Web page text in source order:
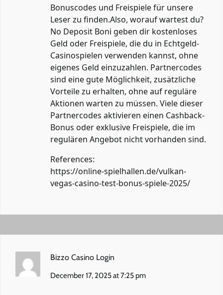
Bonuscodes und Freispiele für unsere
Leser zu finden.Also, worauf wartest du?
No Deposit Boni geben dir kostenloses
Geld oder Freispiele, die du in Echtgeld-
Casinospielen verwenden kannst, ohne
eigenes Geld einzuzahlen. Partnercodes
sind eine gute Möglichkeit, zusätzliche
Vorteile zu erhalten, ohne auf reguläre
Aktionen warten zu müssen. Viele dieser
Partnercodes aktivieren einen Cashback-
Bonus oder exklusive Freispiele, die im
regulären Angebot nicht vorhanden sind.
References:
https://online-spielhallen.de/vulkan-
vegas-casino-test-bonus-spiele-2025/
Bizzo Casino Login
December 17, 2025 at 7:25 pm